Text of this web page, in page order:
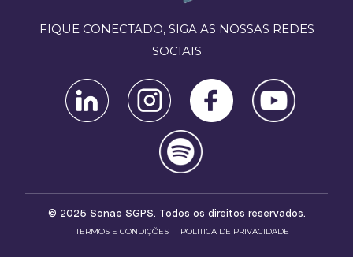
FIQUE CONECTADO, SIGA AS NOSSAS REDES
SOCIAIS
© 2025 Sonae SGPS. Todos os direitos reservados.
TERMOS E CONDIÇÕES
POLITICA DE PRIVACIDADE